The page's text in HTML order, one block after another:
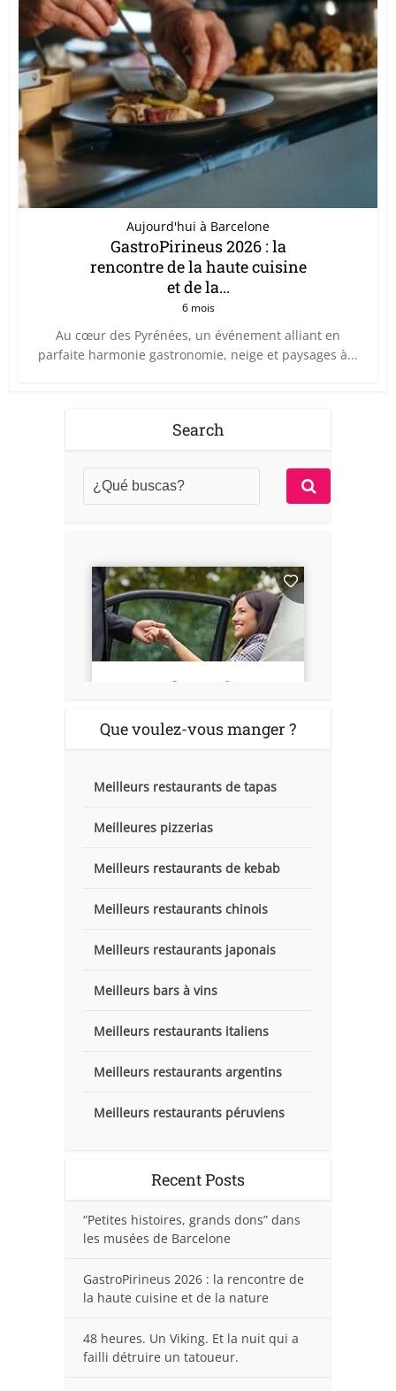
Aujourd'hui à Barcelone
GastroPirineus 2026 : la
rencontre de la haute cuisine
et de la...
6 mois
Au cœur des Pyrénées, un événement alliant en
parfaite harmonie gastronomie, neige et paysages à...
Search
Que voulez-vous manger ?
Meilleurs restaurants de tapas
Meilleures pizzerias
Meilleurs restaurants de kebab
Meilleurs restaurants chinois
Meilleurs restaurants japonais
Meilleurs bars à vins
Meilleurs restaurants italiens
Meilleurs restaurants argentins
Meilleurs restaurants péruviens
Recent Posts
“Petites histoires, grands dons” dans
les musées de Barcelone
GastroPirineus 2026 : la rencontre de
la haute cuisine et de la nature
48 heures. Un Viking. Et la nuit qui a
failli détruire un tatoueur.